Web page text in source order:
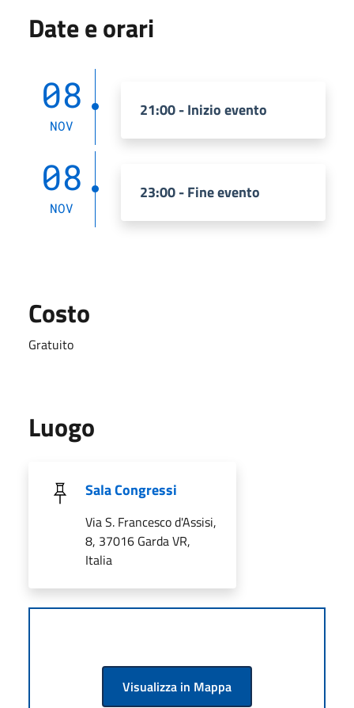
Date e orari
08
NOV
21:00 - Inizio evento
08
NOV
23:00 - Fine evento
Costo
Gratuito
Luogo
Sala Congressi
Via S. Francesco d'Assisi,
8, 37016 Garda VR,
Italia
Visualizza in Mappa